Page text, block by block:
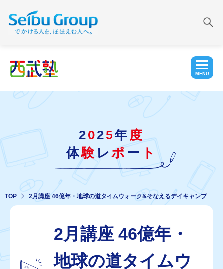
MENU
2025年 度
体験レ ポ ー ト
TOP 2月講座 46億年・地球の道タイムウォーク&そなえるデイキャンプ
2月講座 46億年・
地球の道タイムウ